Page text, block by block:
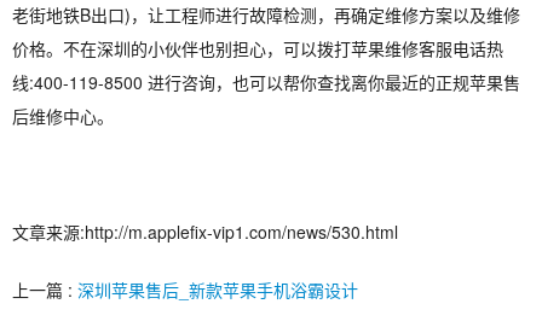
老街地铁B出口)，让工程师进行故障检测，再确定维修方案以及维修
价格。不在深圳的小伙伴也别担心，可以拨打苹果维修客服电话热
线:400-119-8500 进行咨询，也可以帮你查找离你最近的正规苹果售
后维修中心。
文章来源:http://m.applefix-vip1.com/news/530.html
上一篇 : 深圳苹果售后_新款苹果手机浴霸设计